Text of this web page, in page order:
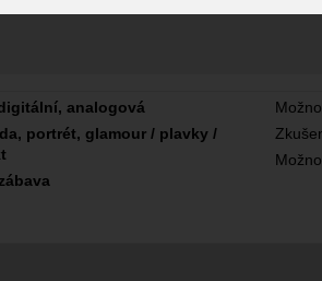
analogová
portrét, glamour / plavky /
zábava